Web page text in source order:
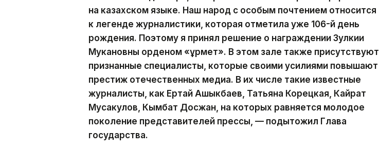
на казахском языке. Наш народ с особым почтением относится
к легенде журналистики, которая отметила уже 106-й день
рождения. Поэтому я принял решение о награждении Зулкии
Мукановны орденом «Құрмет». В этом зале также присутствуют
признанные специалисты, которые своими усилиями повышают
престиж отечественных медиа. В их числе такие известные
журналисты, как Ертай Ашыкбаев, Татьяна Корецкая, Кайрат
Мусакулов, Кымбат Досжан, на которых равняется молодое
поколение представителей прессы, — подытожил Глава
государства.